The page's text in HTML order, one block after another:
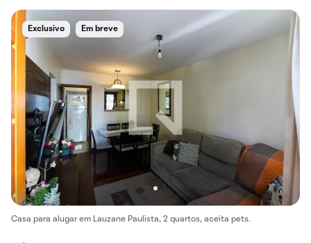
Exclusivo Em breve
Casa para alugar em Lauzane Paulista, 2 quartos, aceita pets.